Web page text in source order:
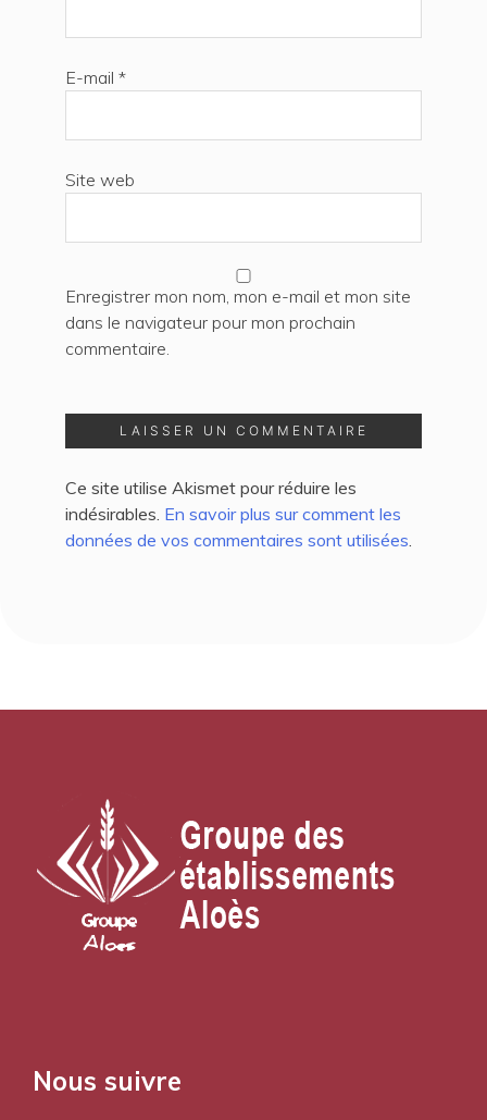
E-mail *
Site web
Enregistrer mon nom, mon e-mail et mon site
dans le navigateur pour mon prochain
commentaire.
Ce site utilise Akismet pour réduire les
indésirables. En savoir plus sur comment les
données de vos commentaires sont utilisées
Nous suivre